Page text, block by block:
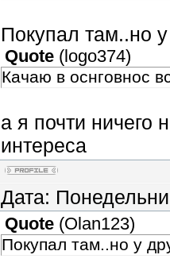
Покупал там..но у
Quote ( logo374)
Качаю в оснговнос
а я почти ничего
интереса
Дата:
Quote (Olan123)
Покупал там..но у